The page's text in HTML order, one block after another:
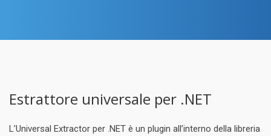
Estrattore universale per .NET
L’Universal Extractor per .NET è un plugin all’interno della libreria